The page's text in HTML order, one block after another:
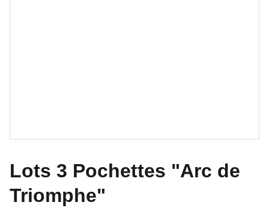
Lots 3 Pochettes "Arc de
Triomphe"